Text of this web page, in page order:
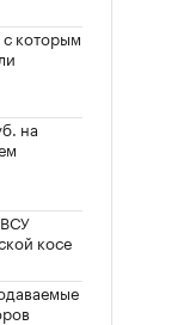
которым
на
косе